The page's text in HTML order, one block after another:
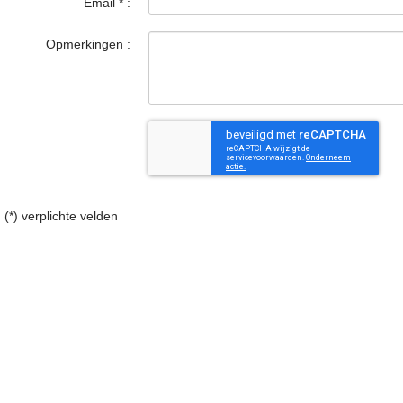
Opmerkingen :
(*) verplichte velden